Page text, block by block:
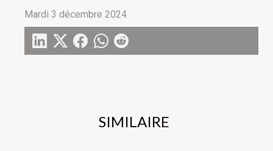
SIMILAIRE
Mardi 3 décembre 2024